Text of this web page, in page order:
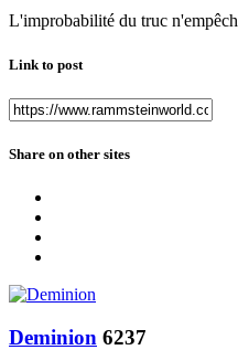
L'improbabilité du truc
Link to post
Share on other sites
Deminion 6237